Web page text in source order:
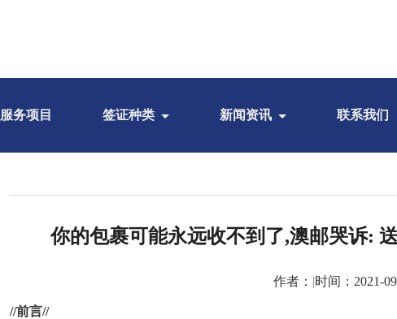
服务项目 签证种类 新闻资讯 联系我们
你的包裹可能永远收不到了,澳邮哭诉:
作者： |时间：2021-
//前言//